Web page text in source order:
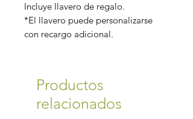
Incluye llavero de regalo.
*El llavero puede personalizarse
con recargo adicional.
Productos
relacionados